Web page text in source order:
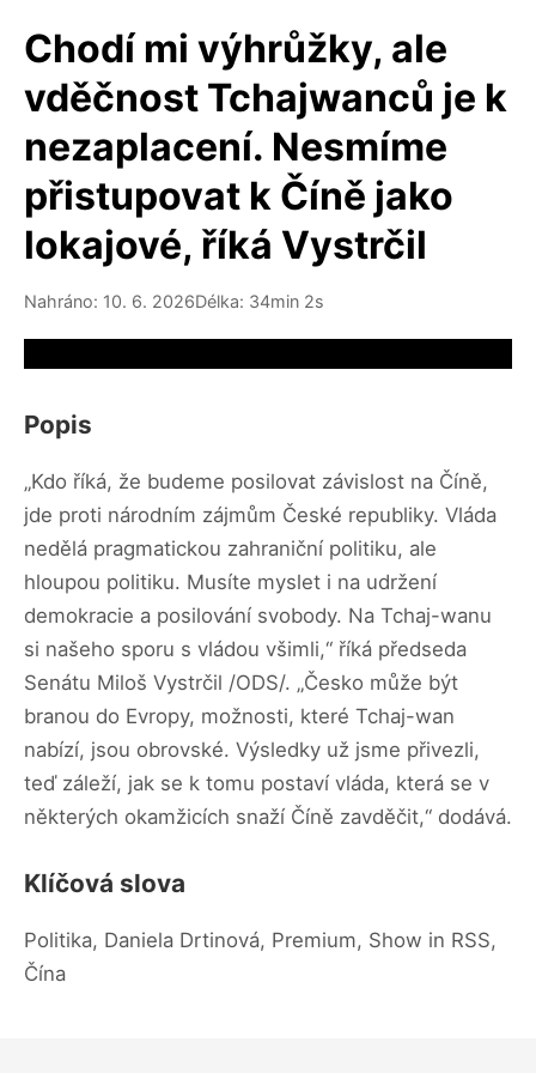
Chodí mi výhrůžky, ale
vděčnost Tchajwanců je k
nezaplacení. Nesmíme
přistupovat k Číně jako
lokajové, říká Vystrčil
Nahráno: 10. 6. 2026Délka: 34min 2s
Popis
„Kdo říká, že budeme posilovat závislost na Číně,
jde proti národním zájmům České republiky. Vláda
nedělá pragmatickou zahraniční politiku, ale
hloupou politiku. Musíte myslet i na udržení
demokracie a posilování svobody. Na Tchaj-wanu
si našeho sporu s vládou všimli,“ říká předseda
Senátu Miloš Vystrčil /ODS/. „Česko může být
branou do Evropy, možnosti, které Tchaj-wan
nabízí, jsou obrovské. Výsledky už jsme přivezli,
teď záleží, jak se k tomu postaví vláda, která se v
některých okamžicích snaží Číně zavděčit,“ dodává.
Klíčová slova
Politika, Daniela Drtinová, Premium, Show in RSS,
Čína